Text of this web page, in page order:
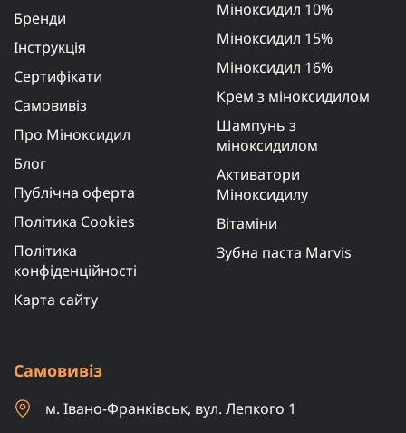
Бренди
Інструкція
Сертифікати
Самовивіз
Про Міноксидил
Блог
Публічна оферта
Політика Cookies
Політика
конфіденційності
Карта сайту
Міноксидил 10%
Міноксидил 15%
Міноксидил 16%
Крем з міноксидилом
Шампунь з
міноксидилом
Активатори
Міноксидилу
Вітаміни
Зубна паста Marvis
Самовивіз
м. Івано-Франківськ, вул. Лепкого 1